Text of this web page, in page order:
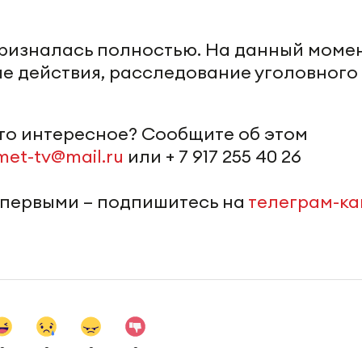
полностью. На данный
действия, расследование уголовного
интересное? Сообщите об этом
tv@mail.ru или + 7 917 255 40 26
– подпишитесь на телеграм-